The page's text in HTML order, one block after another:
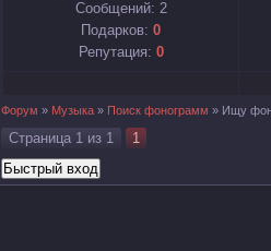
Сообщений: 2
Подарков: 0
Репутация: 0
Форум » Музыка » Поиск фонограмм » Ищу
Страница 1 из 1 1